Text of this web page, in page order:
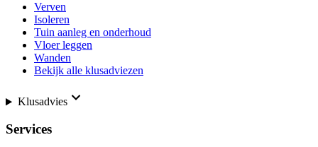
Verven
Isoleren
Tuin aanleg en onderhoud
Vloer leggen
Wanden
Bekijk alle klusadviezen
Klusadvies
Services